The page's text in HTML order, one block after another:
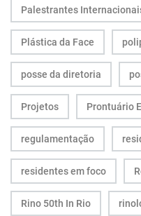
Palestrantes
Plástica da Face
posse da diretoria
Projetos Prontuário
regulamentação
residentes em foco
Rino 50th In Rio